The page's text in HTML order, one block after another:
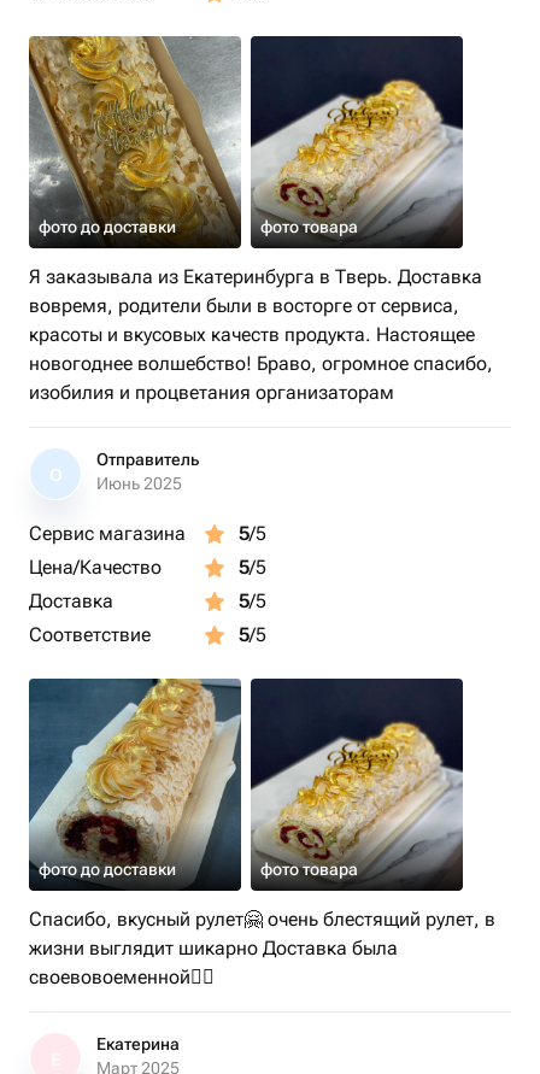
фото до доставки фото товара
Я заказывала из Екатеринбурга в Тверь. Доставка
вовремя, родители были в восторге от сервиса,
красоты и вкусовых качеств продукта. Настоящее
новогоднее волшебство! Браво, огромное спасибо,
изобилия и процветания организаторам
О
Отправитель
Июнь 2025
Сервис магазина 5/5
Цена/Качество
5/5
Доставка
5/5
Соответствие
5/5
фото до доставки фото товара
Спасибо, вкусный рулет🤗 очень блестящий рулет, в
жизни выглядит шикарно Доставка была
своевовоеменной👌🏻
Екатерина
Март 2025